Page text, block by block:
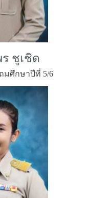
ชูเชิด
มศึกษาปีที่ 5/6